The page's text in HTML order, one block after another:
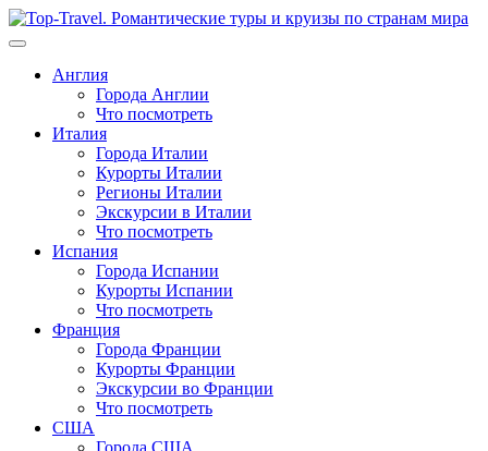
Перейти
к
Англия
Города Англии
Что посмотреть
Италия
Города Италии
Курорты Италии
Регионы Италии
Экскурсии в Италии
Что посмотреть
Испания
Города Испании
Курорты Испании
Что посмотреть
Франция
Города Франции
Курорты Франции
Экскурсии во Франции
Что посмотреть
США
Города США